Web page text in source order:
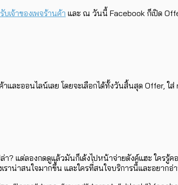
เจ้าของเพจร้านค้า และ ณ วันนี้ Facebook ก็เปิด
และออนไลน์เลย โดยจะเลือกได้ทั้งวันสิ้นสุด Offer,
า? แต่ลองกดดูแล้วมันก็เด้งไปหน้าจ่ายตังค์แฮะ ใคร
ราน่าสนใจมากขึ้น และใครที่สนใจบริการนี้และอยากอ่